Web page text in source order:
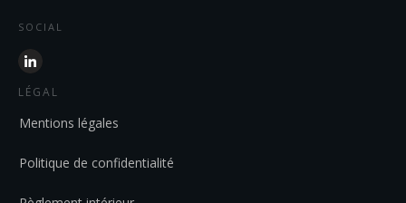
SOCIAL
LÉGAL
Mentions légales
Politique de confidentialité